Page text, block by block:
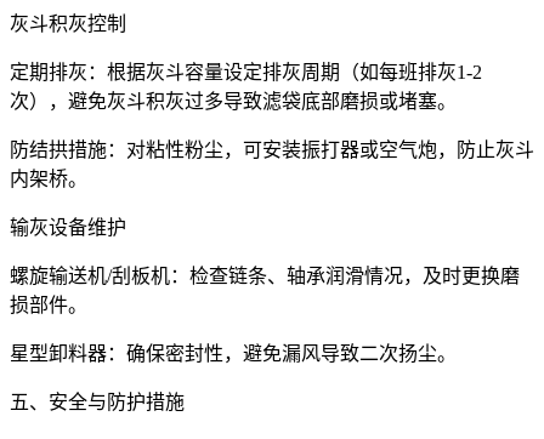
灰斗积灰控制
定期排灰：根据灰斗容量设定排灰周期（如每班排灰1-2
次），避免灰斗积灰过多导致滤袋底部磨损或堵塞。
防结拱措施：对粘性粉尘，可安装振打器或空气炮，防止灰斗
内架桥。
输灰设备维护
螺旋输送机/刮板机：检查链条、轴承润滑情况，及时更换磨
损部件。
星型卸料器：确保密封性，避免漏风导致二次扬尘。
五、安全与防护措施